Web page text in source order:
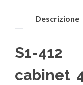
Descrizione
S1-412
cabinet